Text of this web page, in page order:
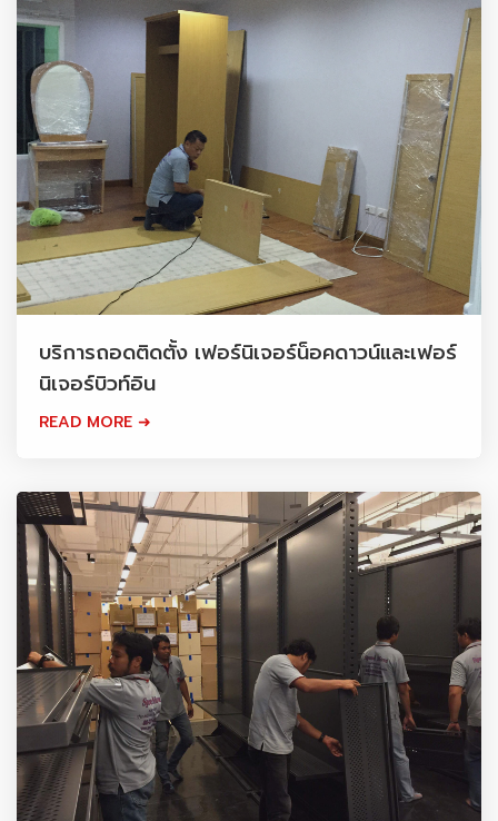
บริการถอดติดตั้ง เฟอร์นิเจอร์น็อคดาวน์และเฟอร์
นิเจอร์บิวท์อิน
READ MORE ➜